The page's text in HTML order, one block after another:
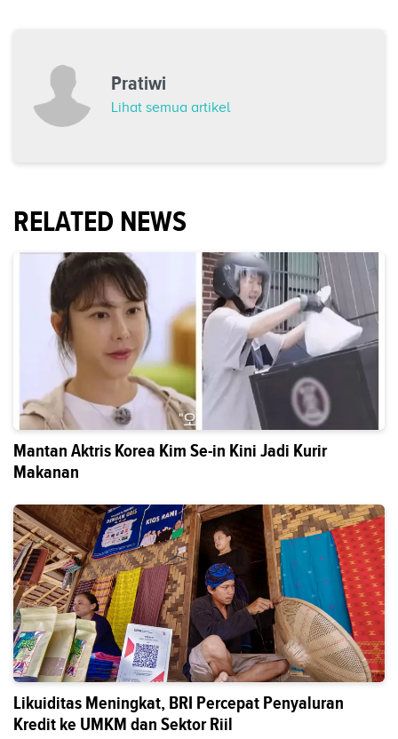
Pratiwi
Lihat semua artikel
RELATED NEWS
Mantan Aktris Korea Kim Se-in Kini Jadi Kurir
Makanan
Likuiditas Meningkat, BRI Percepat Penyaluran
Kredit ke UMKM dan Sektor Riil